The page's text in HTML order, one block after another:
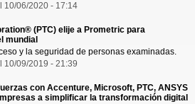
10/06/2020 - 17:14
(PTC) elije a Prometric para
mundial
y la seguridad de personas examinadas.
10/09/2019 - 21:39
con Accenture, Microsoft, PTC, ANSYS
a simplificar la transformación digital